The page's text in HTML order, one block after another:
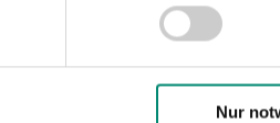
Website zu analysieren.
Nur
und Gewinnen!